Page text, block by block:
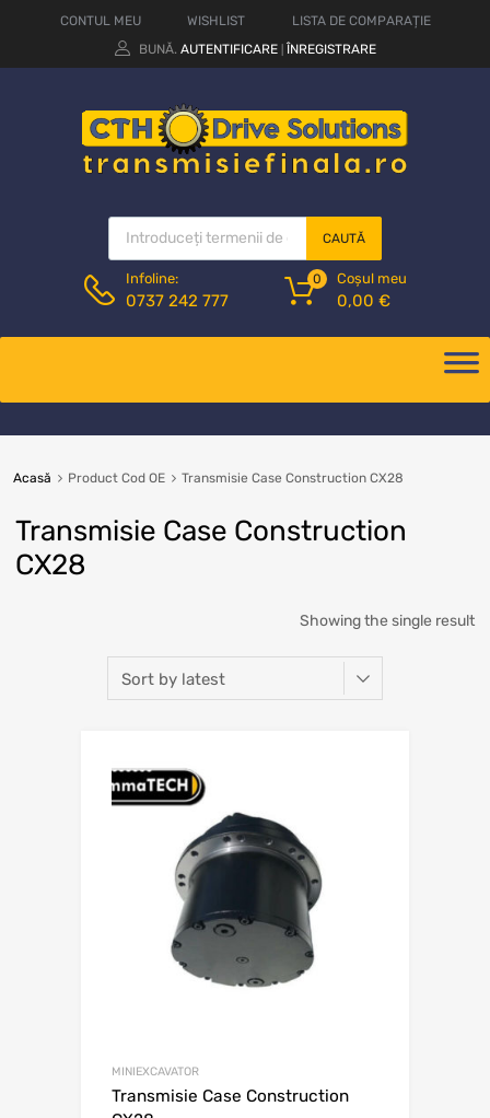
CONTUL MEU WISHLIST
LISTA DE COMPARAȚIE
BUNĂ. AUTENTIFICARE ÎNREGISTRARE
CAUTĂ
Infoline:
0737 242 777
Coșul meu
0,00 €
0
Acasă Product Cod OE Transmisie Case Construction CX28
Transmisie Case Construction
CX28
Showing the single result
MINIEXCAVATOR
Transmisie Case Construction